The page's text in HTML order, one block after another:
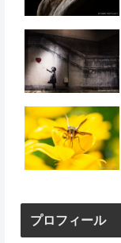
プロフィール